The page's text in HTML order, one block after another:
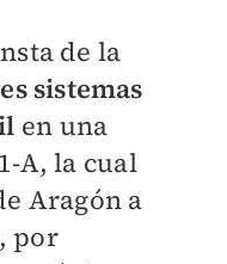
de la
sistemas
en una
A, la cual
Aragón a
por